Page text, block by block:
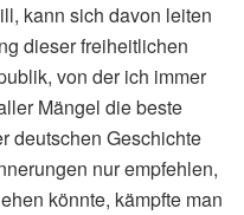
kann sich davon leiten
dieser freiheitlichen
von der ich immer
Mängel die beste
deutschen Geschichte
nur empfehlen,
könnte, kämpfte man